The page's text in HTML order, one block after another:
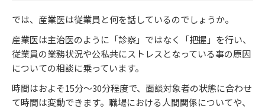
では、産業医は従業員と何を話しているのでしょうか。
産業医は主治医のように「診察」ではなく「把握」を行い、
従業員の業務状況や公私共にストレスとなっている事の原因
についての相談に乗っています。
時間はおよそ15分～30分程度で、面談対象者の状態に合わせ
て時間は変動できます。職場における人間関係についてや、